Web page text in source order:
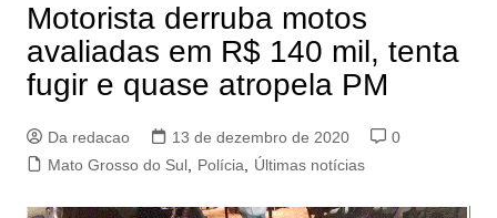
Motorista derruba motos
avaliadas em R$ 140 mil, tenta
fugir e quase atropela PM
Da redacao 13 de dezembro de 2020
0
Mato Grosso do Sul, Polícia Últimas notícias